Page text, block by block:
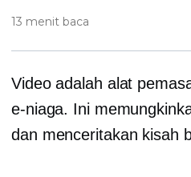
13 menit baca
Video adalah alat
e-niaga. Ini
dan menceritakan kisah